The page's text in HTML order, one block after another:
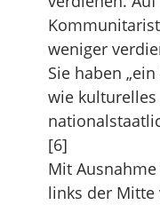
weniger
Sie haben
wie
[6]
Mit
links der